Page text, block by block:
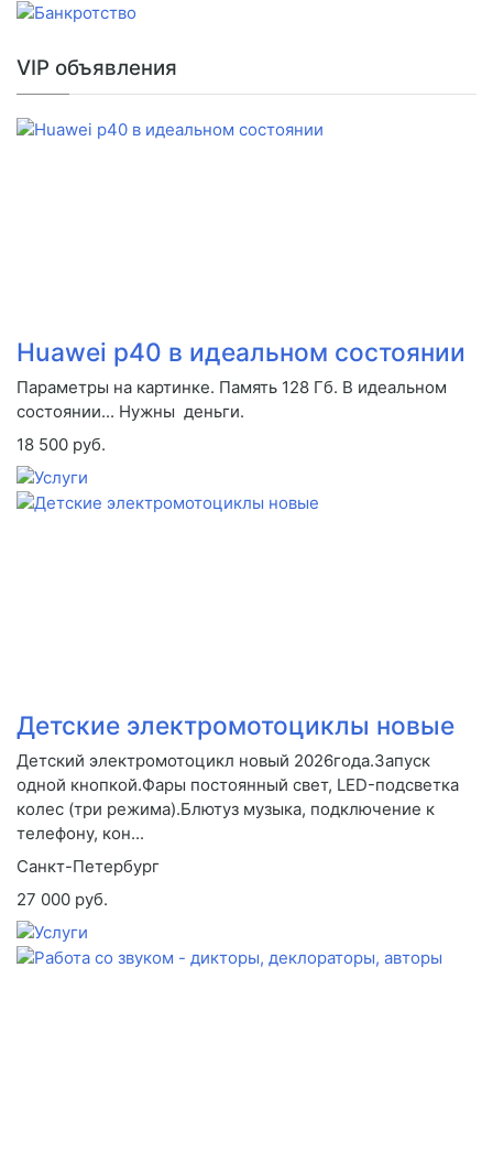
VIP объявления
Huawei p40 в идеальном состоянии
Параметры на картинке. Память 128 Гб. В идеальном
состоянии... Нужны деньги.
18 500 руб.
Детские электромотоциклы новые
Детский электромотоцикл новый 2026года.Запуск
одной кнопкой.Фары постоянный свет, LED-подсветка
колес (три режима).Блютуз музыка, подключение к
телефону, кон...
Санкт-Петербург
27 000 руб.